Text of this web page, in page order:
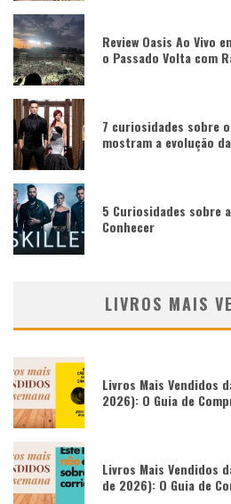
Review Oasis Ao Vivo
o Passado Volta com
7 curiosidades sobre
mostram a evolução
5 Curiosidades sobre
Conhecer
LIVROS MAIS
Livros Mais Vendidos
2026): O Guia de
Livros Mais Vendidos
de 2026): O Guia de